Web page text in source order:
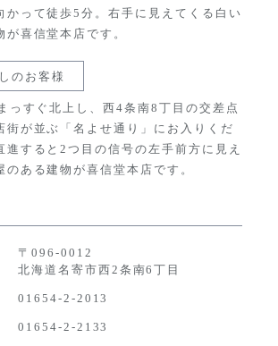
〒096-0012
北海道名寄市西2条南6丁目
01654-2-2013
01654-2-2133
かって徒歩5分。右手に見えてくる白い
喜信堂本店です。
のお客様
っすぐ北上し、西4条南8丁目の交差点
街が並ぶ「名よせ通り」にお入りくだ
進すると2つ目の信号の左手前方に見え
のある建物が喜信堂本店です。